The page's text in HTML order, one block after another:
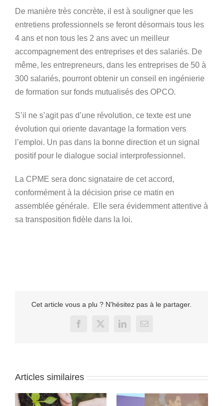
De manière très concrète, il est à souligner que les
entretiens professionnels se feront désormais tous les
4 ans et non tous les 2 ans avec un meilleur
accompagnement des entreprises et des salariés. De
même, ⁠les entrepreneurs, dans les entreprises de 50 à
300 salariés, pourront obtenir un conseil en ingénierie
de formation sur fonds mutualisés des OPCO.
S’il ne s’agit pas d’une révolution, ce texte est une
évolution qui oriente davantage la formation vers
l’emploi. Un pas dans la bonne direction et un signal
positif pour le dialogue social interprofessionnel.
La CPME sera donc signataire de cet accord,
conformément à la décision prise ce matin en
assemblée générale. Elle sera évidemment attentive à
sa transposition fidèle dans la loi.
Cet article vous a plu ? N'hésitez pas à le partager.
Facebook
X LinkedInEmail
Articles similaires